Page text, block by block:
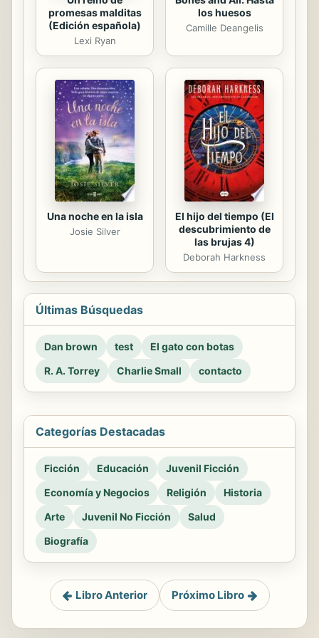
promesas malditas
(Edición española)
Lexi Ryan
los huesos
Camille Deangelis
Una noche en la isla
Josie Silver
El hijo del tiempo (El
descubrimiento de
las brujas 4)
Deborah Harkness
Últimas Búsquedas
Dan brown test
El gato con botas
R. A. Torrey
Charlie Small contacto
Categorías Destacadas
Ficción Educación
Juvenil Ficción
Economía y Negocios
Religión
Historia
Arte
Juvenil No Ficción
Salud
Biografía
Libro Anterior Próximo Libro